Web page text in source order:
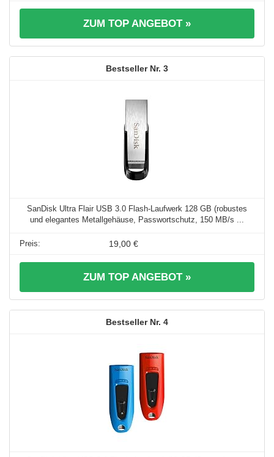
ZUM TOP ANGEBOT »
3
SanDisk Ultra Flair USB 3.0 Flash-Laufwerk 128 GB (robustes
und elegantes Metallgehäuse, Passwortschutz, 150 MB/s ...
19,00 €
ZUM TOP ANGEBOT »
4